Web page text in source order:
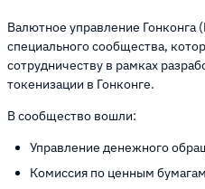
Валютное управление Гонконга
специального сообщества,
сотрудничеству в рамках
токенизации в Гонконге.
В сообщество вошли:
Управление денежного
Комиссия по ценным